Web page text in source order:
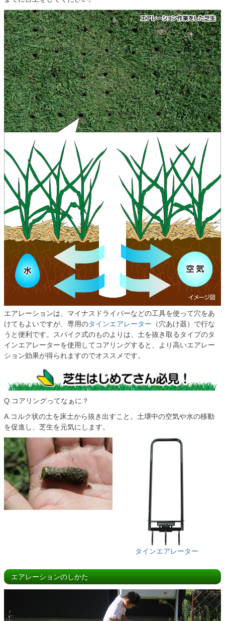
エアレーションは、マイナスドライバーなどの工具を使って穴をあ
けてもよいですが、専用のタインエアレーター （穴あけ器）で行な
うと便利です。スパイク式のものよりは、土を抜き取るタイプのタ
インエアレーターを使用してコアリングすると、より高いエアレー
ション効果が得られますのでオススメです。
Q.コアリングってなぁに？
A.コルク状の土を床土から抜き出すこと。土壌中の空気や水の移動
を促進し、芝生を元気にします。
タインエアレーター
エアレーションのしかた